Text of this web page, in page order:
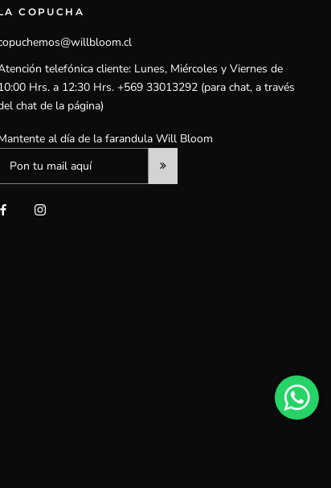
COPUCHA
telefónica cliente: Lunes, Miércoles y Viernes de
Hrs. a 12:30 Hrs. +569 33013292 (para chat, a través
chat de la página)
al día de la farandula Will Bloom